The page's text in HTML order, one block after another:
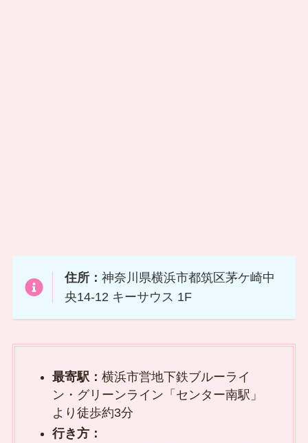
住所：神奈川県横浜市都筑区茅ケ崎中
央14-12 キーサウス 1F
最寄駅： 横浜市営地下鉄ブルーライ
ン・グリーンライン「センター南駅」
より徒歩約3分
行き方：